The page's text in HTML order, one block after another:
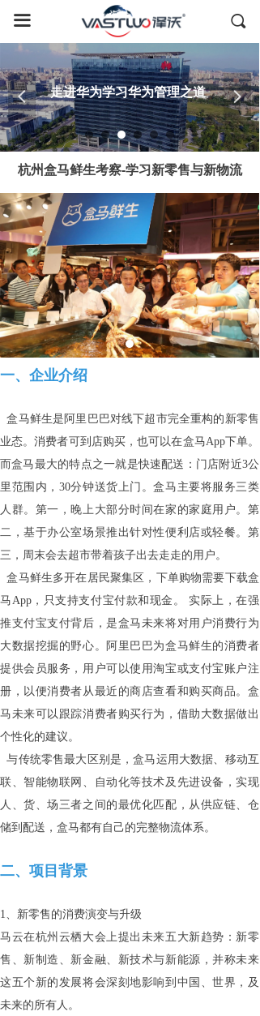
끠
끀
首页
国内考察
全球游学
德国考察
日本考察
美国考察
全球资源
成功案例
关于我们
联系我们
走进华为学习华为管理之道
넳 넲
杭州盒马鲜生考察-学习新零售与新物流
一、企业介绍
盒马鲜生是阿里巴巴对线下超市完全重构的新零售
业态。消费者可到店购买，也可以在盒马App下单。
而盒马最大的特点之一就是快速配送：门店附近3公
里范围内，30分钟送货上门。盒马主要将服务三类
人群。 第一，晚上大部分时间在家的家庭用户。第
二，基于办公室场景推出针对性便利店或轻餐。 第
三，周末会去超市带着孩子出去走走的用户。
盒马鲜生多开在居民聚集区，下单购物需要下载盒
马App，只支持支付宝付款和现金。 实际上，在强
推支付宝支付背后，是盒马未来将对用户消费行为
大数据挖掘的野心。阿里巴巴为盒马鲜生的消费者
提供会员服务，用户可以使用淘宝或支付宝账户注
册，以便消费者从最近的商店查看和购买商品。盒
马未来可以跟踪消费者购买行为，借助大数据做出
个性化的建议。
与传统零售最大区别是，盒马运用大数据、移动互
联、智能物联网、自动化等技术及先进设备，实现
人、货、场三者之间的最优化匹配，从供应链、仓
储到配送，盒马都有自己的完整物流体系。
二、项目背景
1、新零售的消费演变与升级
马云在杭州云栖大会上提出未来五大新趋势：新零
售、新制造、新金融、新技术与新能源，并称未来
这五个新的发展将会深刻地影响到中国、世界，及
未来的所有人。